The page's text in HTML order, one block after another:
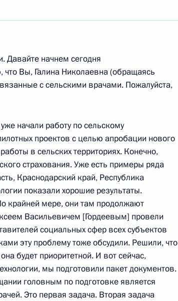
совета
Отечественной
снятия блокады
Госсовета
пенсионеров»
Давайте начнем сегодня
что Вы, Галина Николаевна (обращаясь
с сельскими врачами. Пожалуйста,
начали работу по сельскому
проектов с целью апробации нового
в сельских территориях. Конечно,
страхования. Уже есть примеры ряда
Краснодарский край, Республика
показали хорошие результаты.
крайней мере, они там продолжают
Васильевичем [Гордеевым] провели
социальных сфер всех субъектов
эту проблему тоже обсудили. Решили, что
будет приоритетной. И вот сейчас,
мы подготовили пакет документов.
головным по подготовке является
Это первая задача. Вторая задача